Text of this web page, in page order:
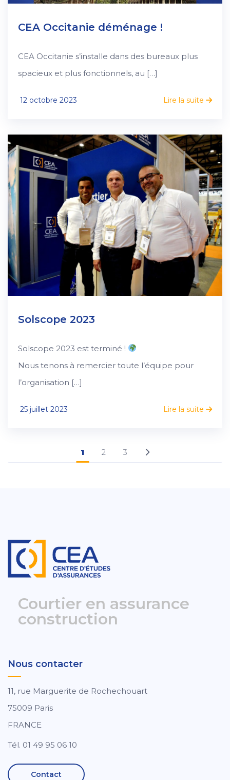
CEA Occitanie déménage !
CEA Occitanie s’installe dans des bureaux plus
spacieux et plus fonctionnels, au […]
12 octobre 2023 Lire la suite
Solscope 2023
Solscope 2023 est terminé !
Nous tenons à remercier toute l’équipe pour
l’organisation […]
25 juillet 2023 Lire la suite
1 2 3
Courtier en assurance
construction
Nous contacter
11, rue Marguerite de Rochechouart
75009 Paris
FRANCE
Tél. 01 49 95 06 10
Contact